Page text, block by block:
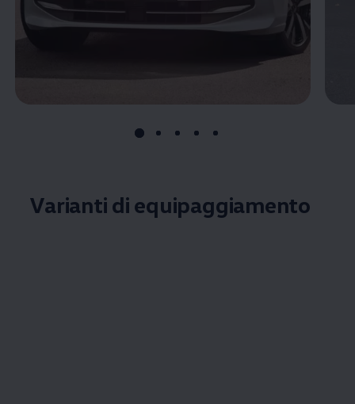
Varianti di equipaggiamento